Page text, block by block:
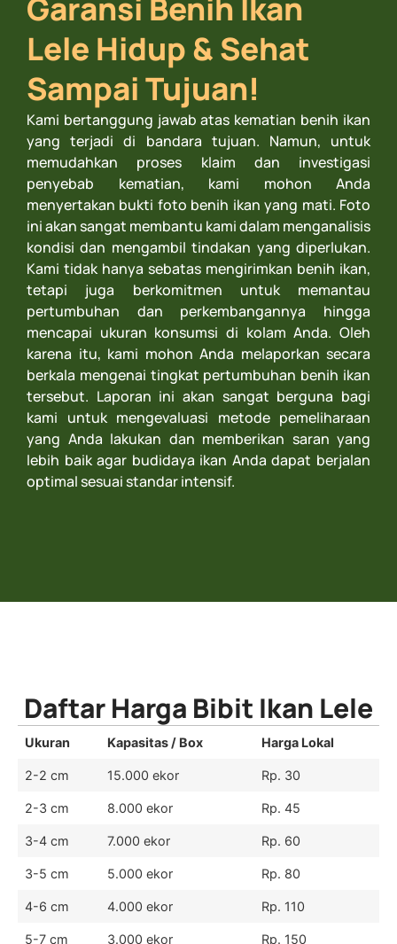
Garansi Benih Ikan
Lele Hidup & Sehat
Sampai Tujuan!
Kami bertanggung jawab atas kematian benih ikan
yang terjadi di bandara tujuan. Namun, untuk
memudahkan proses klaim dan investigasi
penyebab kematian, kami mohon Anda
menyertakan bukti foto benih ikan yang mati. Foto
ini akan sangat membantu kami dalam menganalisis
kondisi dan mengambil tindakan yang diperlukan.
Kami tidak hanya sebatas mengirimkan benih ikan,
tetapi juga berkomitmen untuk memantau
pertumbuhan dan perkembangannya hingga
mencapai ukuran konsumsi di kolam Anda. Oleh
karena itu, kami mohon Anda melaporkan secara
berkala mengenai tingkat pertumbuhan benih ikan
tersebut. Laporan ini akan sangat berguna bagi
kami untuk mengevaluasi metode pemeliharaan
yang Anda lakukan dan memberikan saran yang
lebih baik agar budidaya ikan Anda dapat berjalan
optimal sesuai standar intensif.
Daftar Harga Bibit Ikan Lele
Ukuran Kapasitas / Box Harga Lokal
2-2 cm 15.000 ekor Rp. 30
2-3 cm 8.000 ekor Rp. 45
3-4 cm 7.000 ekor Rp. 60
3-5 cm 5.000 ekor Rp. 80
4-6 cm 4.000 ekor Rp. 110
5-7 cm 3.000 ekor Rp. 150